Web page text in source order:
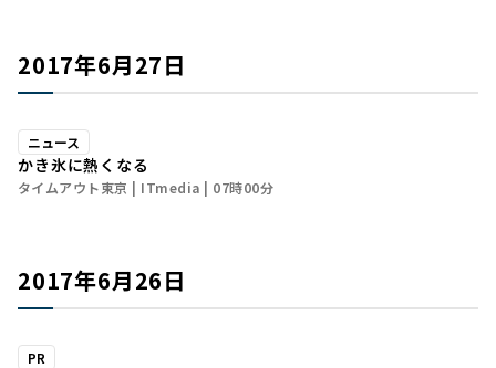
2017年6月27日
ニュース
かき氷に熱くなる
タイムアウト東京 ITmedia 07時00分
2017年6月26日
PR